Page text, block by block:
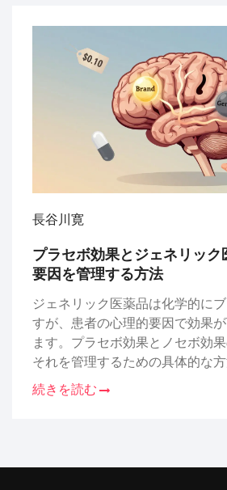
長谷川寛
プラセボ効果とジェネリック
要因を管理する方法
ジェネリック医薬品は化学的に
すが、患者の心理的要因で効果
ます。プラセボ効果とノセボ効果
それを管理するための具体的な方
続きを読む